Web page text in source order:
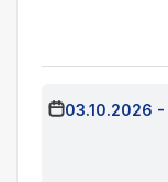
03.10.2026 -